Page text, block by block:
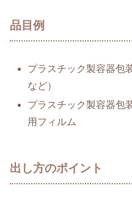
品目例
プラスチック製容器包
など）
プラスチック製容器包
用フィルム
出し方のポイント